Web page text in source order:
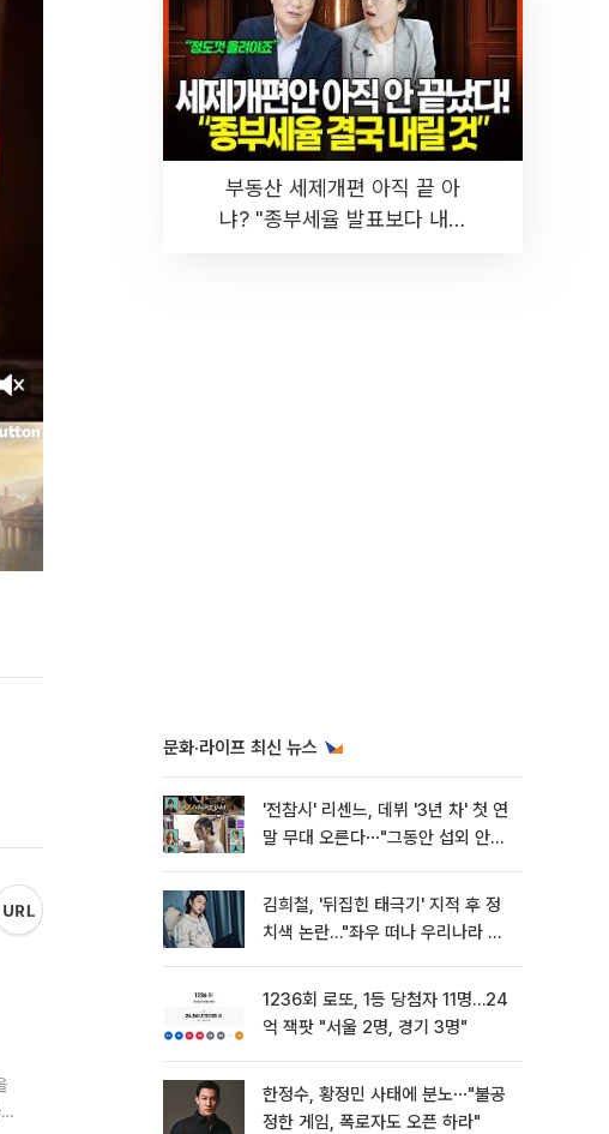
부동산 세제개편 아직 끝 아
냐? "종부세율 발표보다 내릴
문화·라이프 최신 뉴스
'전참시' 리센느, 데뷔 '3년 차' 첫 연
말 무대 오른다⋯"그동안 섭외 안
김희철, '뒤집힌 태극기' 지적 후 정
치색 논란…"좌우 떠나 우리나라 국
1236회 로또, 1등 당첨자 11명…24
억 잭팟 "서울 2명, 경기 3명"
한정수, 황정민 사태에 분노⋯"불공
정한 게임, 폭로자도 오픈 하라"